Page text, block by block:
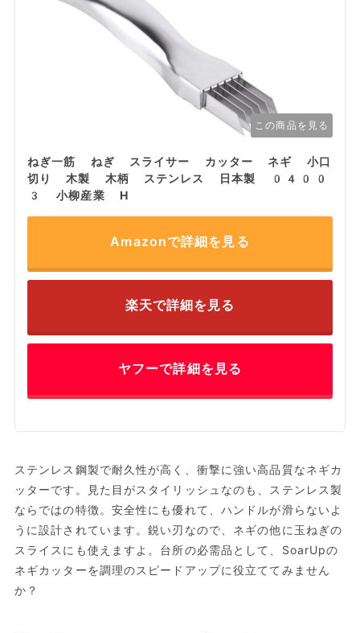
この商品を見る
ねぎ一筋 ねぎ スライサー カッター ネギ 小口
切り 木製 木柄 ステンレス 日本製 0400
3 小柳産業 H
Amazonで詳細を見る
楽天で詳細を見る
ヤフーで詳細を見る
ステンレス鋼製で耐久性が高く、衝撃に強い高品質なネギカ
ッターです。見た目がスタイリッシュなのも、ステンレス製
ならではの特徴。安全性にも優れて、ハンドルが滑らないよ
うに設計されています。鋭い刃なので、ネギの他に玉ねぎの
スライスにも使えますよ。台所の必需品として、SoarUpの
ネギカッターを調理のスピードアップに役立ててみません
か？